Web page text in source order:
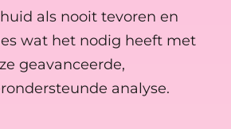
als nooit tevoren en
wat het nodig heeft met
geavanceerde,
analyse.